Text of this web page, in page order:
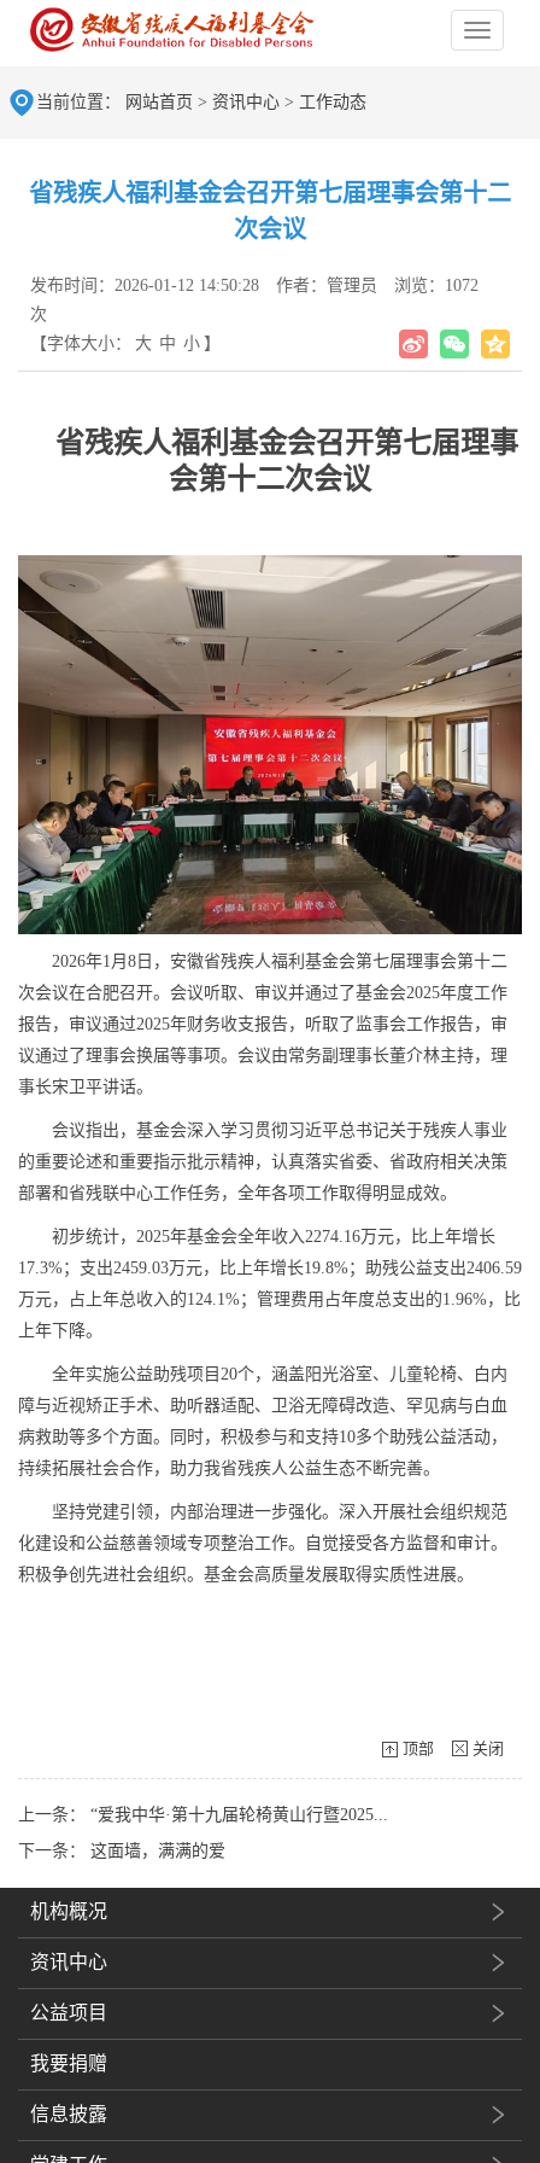
当前位置： 网站首页 > 资讯中心 > 工作动态
省残疾人福利基金会召开第七届理事会第十二
次会议
发布时间：2026-01-12 14:50:28 作者：管理员
浏览：1072
次
【字体大小：
大 中 小 】
省残疾人福利基金会召开第七届理事
会第十二次会议
2026年1月8日，安徽省残疾人福利基金会第七届理事会第十二
次会议在合肥召开。会议听取、审议并通过了基金会2025年度工作
报告，审议通过2025年财务收支报告，听取了监事会工作报告，审
议通过了理事会换届等事项。会议由常务副理事长董介林主持，理
事长宋卫平讲话。
会议指出，基金会深入学习贯彻习近平总书记关于残疾人事业
的重要论述和重要指示批示精神，认真落实省委、省政府相关决策
部署和省残联中心工作任务，全年各项工作取得明显成效。
初步统计，2025年基金会全年收入2274.16万元，比上年增长
17.3%；支出2459.03万元，比上年增长19.8%；助残公益支出2406.59
万元，占上年总收入的124.1%；管理费用占年度总支出的1.96%，比
上年下降。
全年实施公益助残项目20个，涵盖阳光浴室、儿童轮椅、白内
障与近视矫正手术、助听器适配、卫浴无障碍改造、罕见病与白血
病救助等多个方面。同时，积极参与和支持10多个助残公益活动，
持续拓展社会合作，助力我省残疾人公益生态不断完善。
坚持党建引领，内部治理进一步强化。深入开展社会组织规范
化建设和公益慈善领域专项整治工作。自觉接受各方监督和审计。
积极争创先进社会组织。基金会高质量发展取得实质性进展。
顶部 关闭
上一条： “爱我中华·第十九届轮椅黄山行暨2025...
下一条： 这面墙，满满的爱
机构概况
资讯中心
公益项目
我要捐赠
信息披露